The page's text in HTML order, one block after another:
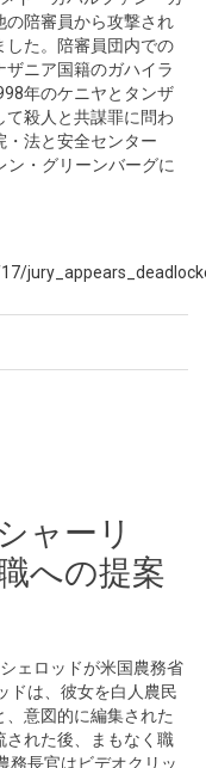
の陪審員から攻撃され
した。陪審員団内での
ニア国籍のガハイラ
年のケニヤとタンザ
て殺人と共謀罪に問わ
法と安全センター
ン・グリーンバーグに
ャーリ
への提案
ェロッドが米国農務省
ドは、彼女を白人農民
意図的に編集された
された後、まもなく職
務長官はビデオクリッ